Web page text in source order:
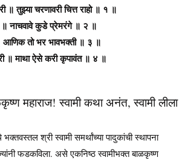
॥ तुझ्या चरणावरी चित्त राहो ॥ १ ॥
॥ नाचवावे कुडे प्रेमरंगे ॥ २ ॥
तो भर भावभक्ती ॥ ३ ॥
॥ माथा ऐसे करी कृपावंत ॥ ४ ॥
महाराज! स्वामी कथा अनंत, स्वामी लीला
श्री स्वामी समर्थांच्या पादुकांची स्थापना
फडकविला. असे एकनिष्ठ स्वामीभक्त बाळकृष्ण